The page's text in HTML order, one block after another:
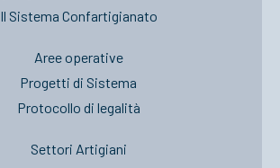
Il Sistema Confartigianato
Aree operative
Progetti di Sistema
Protocollo di legalità
Settori Artigiani